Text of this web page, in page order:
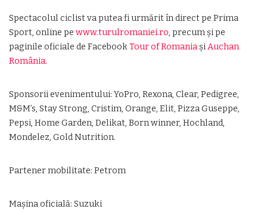
Spectacolul ciclist va putea fi urmărit în direct pe Prima
Sport, online pe www.turulromaniei.ro, precum și pe
paginile oficiale de FacebookTour of RomaniașiAuchan
România.
Sponsorii evenimentului: YoPro, Rexona, Clear, Pedigree,
M&M’s, Stay Strong, Cristim, Orange, Elit, Pizza Guseppe,
Pepsi, Home Garden, Delikat, Born winner, Hochland,
Mondelez, Gold Nutrition.
Partener mobilitate: Petrom
Mașina oficială: Suzuki